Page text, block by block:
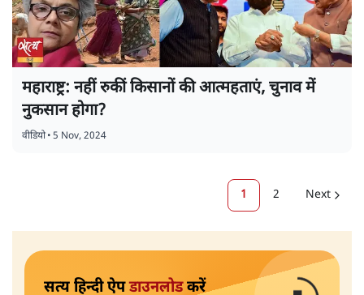
महाराष्ट्र: नहीं रुकीं किसानों की आत्महताएं, चुनाव में
नुकसान होगा?
वीडियो•5 Nov, 2024
1 2 Next
सत्य हिन्दी ऐपडाउनलोडकरें